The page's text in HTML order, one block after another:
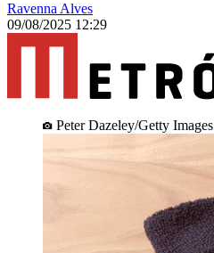
Ravenna Alves
09/08/2025 12:29
Peter Dazeley/Getty Images